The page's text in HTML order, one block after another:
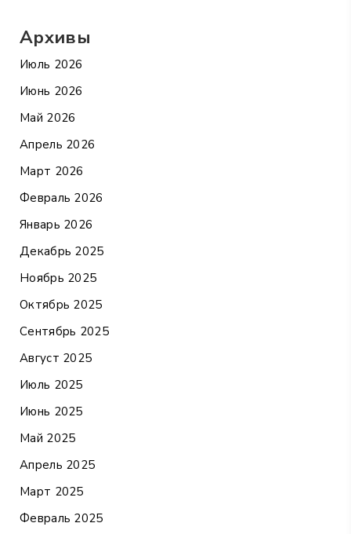
Архивы
Июль 2026
Июнь 2026
Май 2026
Апрель 2026
Март 2026
Февраль 2026
Январь 2026
Декабрь 2025
Ноябрь 2025
Октябрь 2025
Сентябрь 2025
Август 2025
Июль 2025
Июнь 2025
Май 2025
Апрель 2025
Март 2025
Февраль 2025